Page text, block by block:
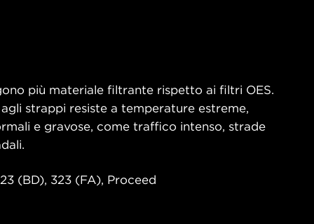
più materiale filtrante rispetto ai filtri OES.
strappi resiste a temperature estreme,
e gravose, come traffico intenso, strade
(BD), 323 (FA), Proceed